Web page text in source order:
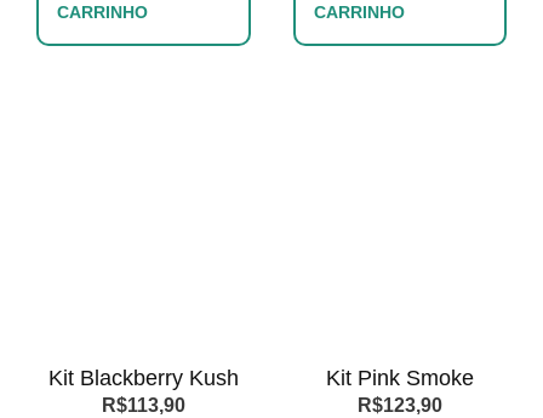
CARRINHO
CARRINHO
Kit Blackberry Kush
R$113,90
Kit Pink Smoke
R$123,90